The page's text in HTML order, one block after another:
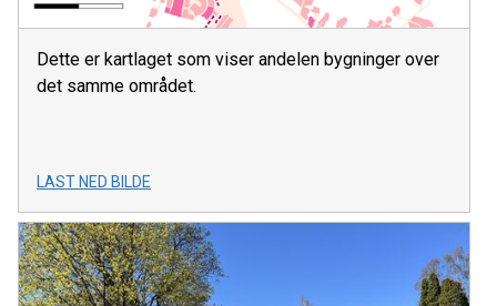
Dette er kartlaget som viser andelen bygninger over
det samme området.
LAST NED BILDE